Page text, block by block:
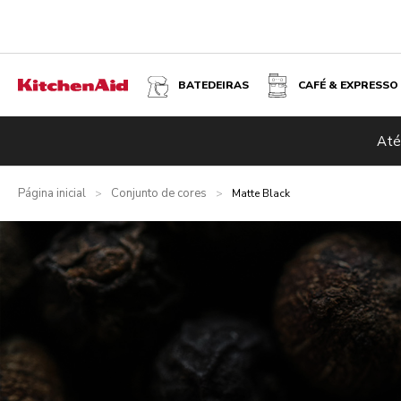
BATEDEIRAS CAFÉ & EXPRESSO
Página inicial > Conjunto de cores > Matte Black